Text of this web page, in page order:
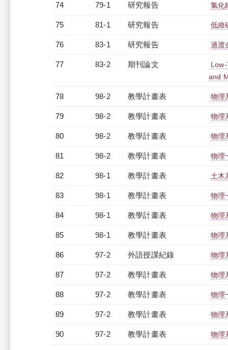
74 79-1 研究報告 氯化
75 81-1 研究報告 低維
76 83-1 研究報告 過渡
77 83-2 期刊論文
and
78 98-2 教學計畫表 物理
79 98-2 教學計畫表 物理
80 98-2 教學計畫表 物理
81 98-2 教學計畫表 物理
82 98-1 教學計畫表 土木
83 98-1 教學計畫表 物理
84 98-1 教學計畫表 物理
85 98-1 教學計畫表 物理
86 97-2 外語授課紀錄 物理
87 97-2 教學計畫表 物理
88 97-2 教學計畫表 物理
89 97-2 教學計畫表 物理
90 97-2 教學計畫表 物理